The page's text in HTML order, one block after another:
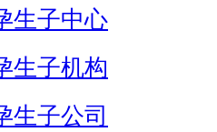
生子中心
生子机构
生子公司